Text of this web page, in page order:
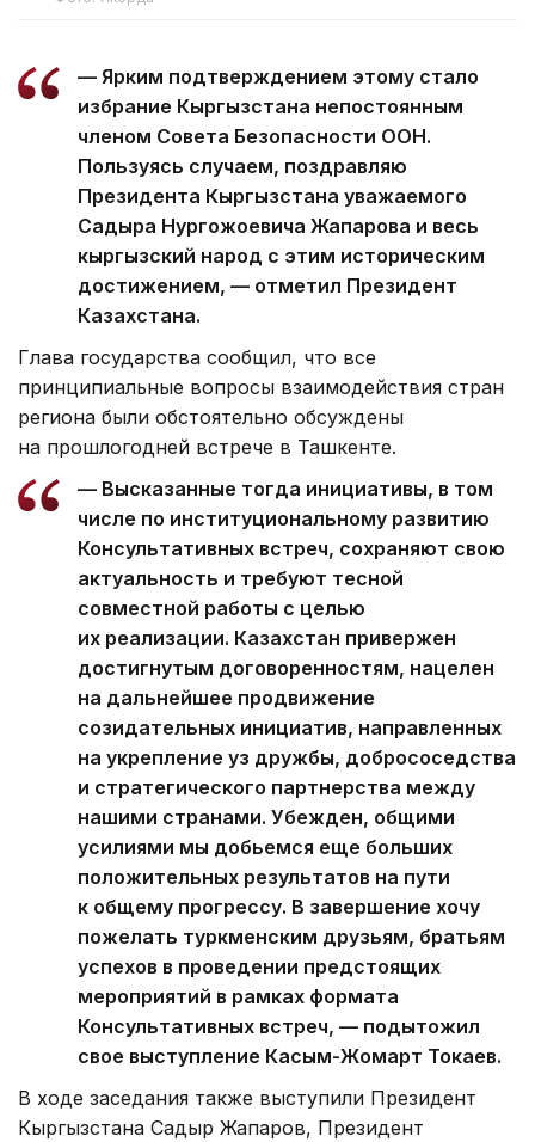
— Ярким подтверждением этому стало
избрание Кыргызстана непостоянным
членом Совета Безопасности ООН.
Пользуясь случаем, поздравляю
Президента Кыргызстана уважаемого
Садыра Нургожоевича Жапарова и весь
кыргызский народ с этим историческим
достижением, — отметил Президент
Казахстана.
Глава государства сообщил, что все
принципиальные вопросы взаимодействия стран
региона были обстоятельно обсуждены
на прошлогодней встрече в Ташкенте.
— Высказанные тогда инициативы, в том
числе по институциональному развитию
Консультативных встреч, сохраняют свою
актуальность и требуют тесной
совместной работы с целью
их реализации. Казахстан привержен
достигнутым договоренностям, нацелен
на дальнейшее продвижение
созидательных инициатив, направленных
на укрепление уз дружбы, добрососедства
и стратегического партнерства между
нашими странами. Убежден, общими
усилиями мы добьемся еще больших
положительных результатов на пути
к общему прогрессу. В завершение хочу
пожелать туркменским друзьям, братьям
успехов в проведении предстоящих
мероприятий в рамках формата
Консультативных встреч, — подытожил
свое выступление Касым-Жомарт Токаев.
В ходе заседания также выступили Президент
Кыргызстана Садыр Жапаров, Президент